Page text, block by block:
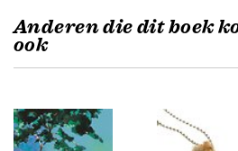
Anderen die dit boek
ook